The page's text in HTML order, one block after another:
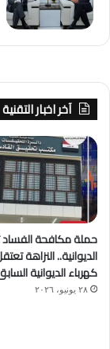
آخر اخبار التقنية
حملة مكافحة الفساد
الديوانية.. النزاهة
كهرباء الديوانية
٢٨ يونيو، ٢٠٢٦